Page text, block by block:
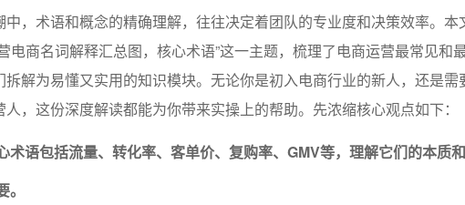
中，术语和概念的精确理解，往往决定着团队的专业度和决策效率。本
电商名词解释汇总图，核心术语”这一主题，梳理了电商运营最常见和
拆解为易懂又实用的知识模块。无论你是初入电商行业的新人，还是需
，这份深度解读都能为你带来实操上的帮助。先浓缩核心观点如下：
术语包括流量、转化率、客单价、复购率、GMV等，理解它们的本质